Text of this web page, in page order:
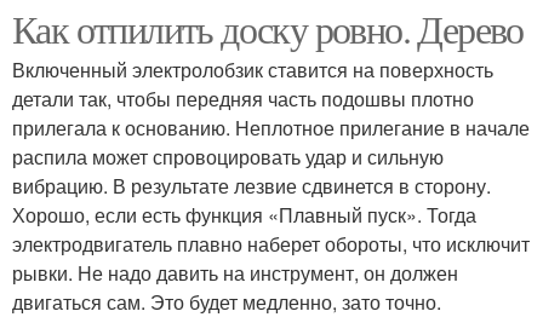
Как отпилить доску ровно. Дерево
Включенный электролобзик ставится на поверхность
детали так, чтобы передняя часть подошвы плотно
прилегала к основанию. Неплотное прилегание в начале
распила может спровоцировать удар и сильную
вибрацию. В результате лезвие сдвинется в сторону.
Хорошо, если есть функция «Плавный пуск». Тогда
электродвигатель плавно наберет обороты, что исключит
рывки. Не надо давить на инструмент, он должен
двигаться сам. Это будет медленно, зато точно.